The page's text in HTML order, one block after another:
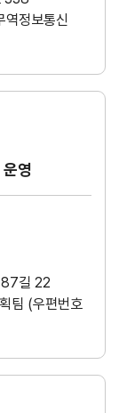
역정보통신
영
87길 22
팀 (우편번호